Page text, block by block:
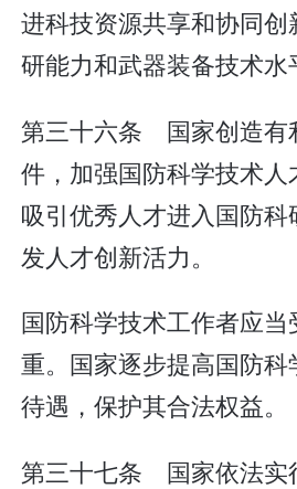
进科技资源共享和协同
研能力和武器装备技术水
第三十六条 国家创造有
件，加强国防科学技术人
吸引优秀人才进入国防
发人才创新活力。
国防科学技术工作者应
重。国家逐步提高国防
待遇，保护其合法权益。
第三十七条 国家依法实